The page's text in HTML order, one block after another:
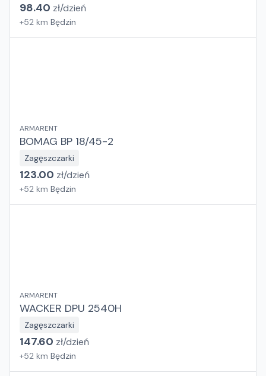
98.40 zł/dzień
+52 km Będzin
ARMARENT
BOMAG BP 18/45-2
Zagęszczarki
123.00 zł/dzień
+52 km Będzin
ARMARENT
WACKER DPU 2540H
Zagęszczarki
147.60 zł/dzień
+52 km Będzin